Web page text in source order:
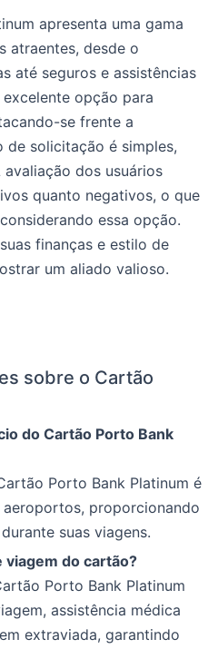
apresenta uma gama
atraentes, desde o
até seguros e assistências
opção para
se frente a
de solicitação é simples,
dos usuários
quanto negativos, o que
essa opção.
finanças e estilo de
um aliado valioso.
sobre o Cartão
do Cartão Porto Bank
Porto Bank Platinum é
aeroportos, proporcionando
suas viagens.
viagem do cartão?
Porto Bank Platinum
assistência médica
extraviada, garantindo